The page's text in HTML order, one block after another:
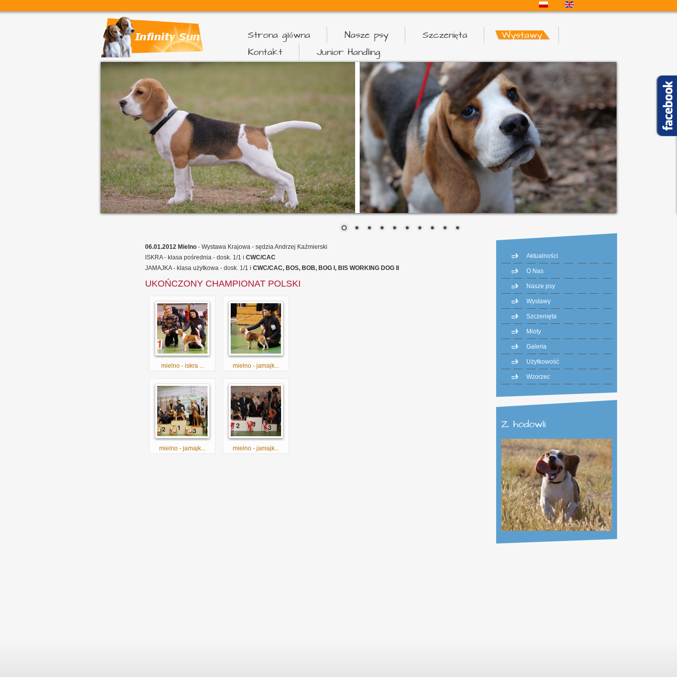
Strona główna Nasze psy Szczenięta
Wystawy
Kontakt
Junior Handling
06.01.2012 Mielno - Wystawa Krajowa - sędzia Andrzej Kaźmierski
ISKRA - klasa pośrednia - dosk. 1/1 i CWC/CAC
JAMAJKA - klasa użytkowa - dosk. 1/1 i CWC/CAC, BOS, BOB, BOG I, BIS WORKING DOG II
UKOŃCZONY CHAMPIONAT POLSKI
mielno - iskra ... mielno - jamajk...
mielno - jamajk... mielno - jamajk...
Aktualności
O Nas
Nasze psy
Wystawy
Szczenięta
Mioty
Galeria
Użytkowość
Wzorzec
Z hodowli